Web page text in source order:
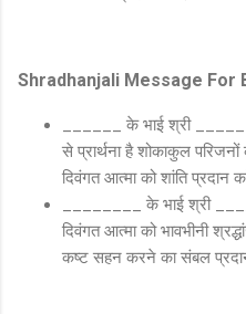
Shradhanjali Message For
______ के भाई श्री _____
से प्रार्थना है शोकाकुल
दिवंगत आत्मा को शांति प्रदान
________ के भाई श्री
दिवंगत आत्मा को भावभीनी
कष्ट सहन करने का संबल